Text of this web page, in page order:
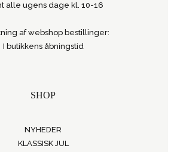
alle ugens dage kl. 10-16
af webshop bestillinger:
I butikkens åbningstid
SHOP
NYHEDER
KLASSISK JUL